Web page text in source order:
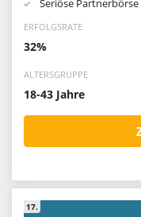
ERFOLGSRATE
32%
ALTERSGRUPPE
18-43 Jahre
17.